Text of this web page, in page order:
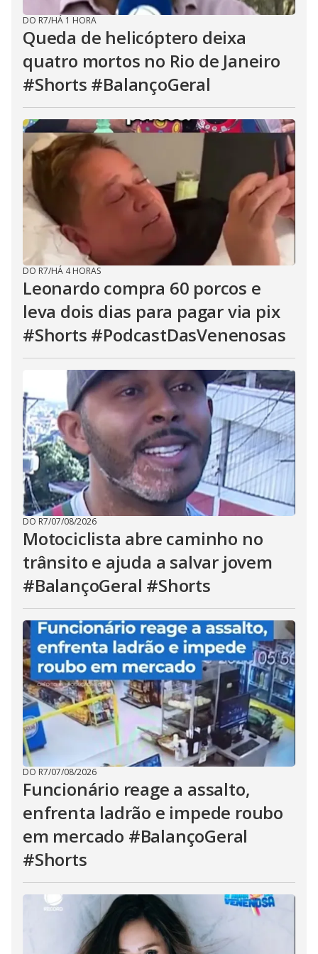
DO R7/HÁ 1 HORA
Queda de helicóptero deixa
quatro mortos no Rio de Janeiro
#Shorts #BalançoGeral
DO R7/HÁ 4 HORAS
Leonardo compra 60 porcos e
leva dois dias para pagar via pix
#Shorts #PodcastDasVenenosas
DO R7/07/08/2026
Motociclista abre caminho no
trânsito e ajuda a salvar jovem
#BalançoGeral #Shorts
DO R7/07/08/2026
Funcionário reage a assalto,
enfrenta ladrão e impede roubo
em mercado #BalançoGeral
#Shorts